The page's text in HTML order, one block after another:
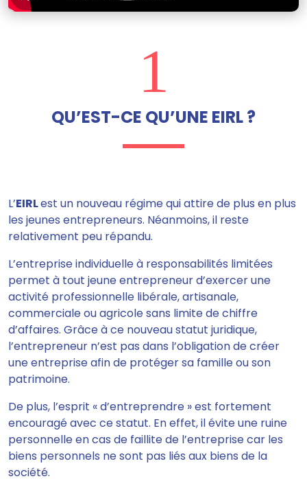
1
QU’EST-CE QU’UNE EIRL ?
L’EIRLest un nouveau régime qui attire de plus en plus
les jeunes entrepreneurs. Néanmoins, il reste
relativement peu répandu.
L’entreprise individuelle à responsabilités limitées
permet à tout jeune entrepreneur d’exercer une
activité professionnelle libérale, artisanale,
commerciale ou agricole sans limite de chiffre
d’affaires. Grâce à ce nouveau statut juridique,
l’entrepreneur n’est pas dans l’obligation de créer
une entreprise afin de protéger sa famille ou son
patrimoine.
De plus, l’esprit « d’entreprendre » est fortement
encouragé avec ce statut. En effet, il évite une ruine
personnelle en cas de faillite de l’entreprise car les
biens personnels ne sont pas liés aux biens de la
société.